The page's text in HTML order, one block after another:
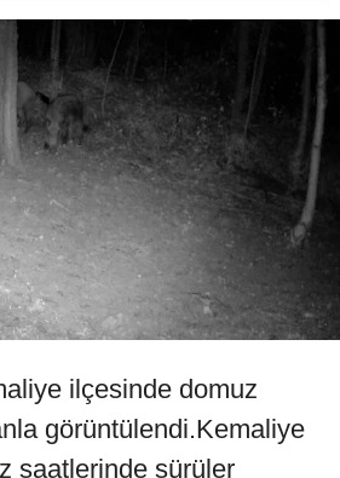
ilçesinde domuz
görüntülendi.Kemaliye
saatlerinde sürüler